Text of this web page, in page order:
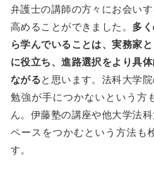
弁護士の講師の方々にお会い
高めることができました。 多
ら学んでいることは、実務家
に役立ち、進路選択をより具
ながると思います。法科大学
勉強が手につかないという方
ん。伊藤塾の講座や他大学法
ペースをつかむという方法も
す。